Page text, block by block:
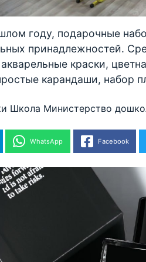
году, подарочные
принадлежностей.
краски,
карандаши, набор
Школа Министерство
WhatsApp Facebook